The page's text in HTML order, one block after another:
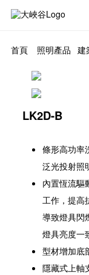
首頁 照明產品 建
LK2D-B
條形高功率
泛光投射照
內置恆流
工作，提高
導致燈具閃
燈具亮度一
型材增加底
隱藏式上軸